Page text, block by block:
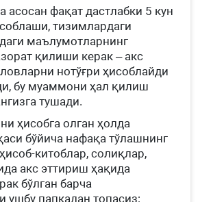
асосан фақат дастлабки 5 кун
тизимлардаги
маълумотларнинг
қилиши керак – акс
нотўғри ҳисоблайди
бу муаммони ҳал қилиш
тушади.
ҳисобга олган ҳолда
бўйича нафақа тўлашнинг
китоблар, солиқлар,
акс эттириш ҳақида
бўлган барча
ушбу папкадан топасиз: